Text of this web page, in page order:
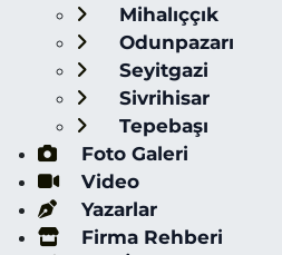
Mihalıççık
Odunpazarı
Seyitgazi
Sivrihisar
Tepebaşı
Foto Galeri
Video
Yazarlar
Firma Rehberi